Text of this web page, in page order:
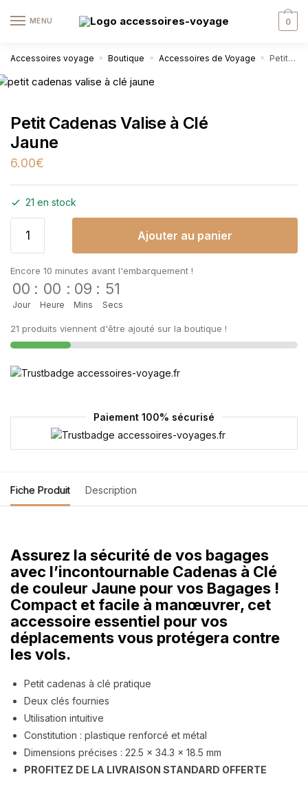
MENU 0
Accessoires voyage » Boutique » Accessoires de Voyage » Petit Cadenas Valise à Clé Jaune
Petit Cadenas Valise à Clé
Jaune
6.00€
21 en stock
Ajouter au panier
Encore 10 minutes avant l'embarquement !
00
Jour
: 00
Heure
: 09
Mins
: 51
Secs
21 produits viennent d'être ajouté sur la boutique !
Paiement 100% sécurisé
Fiche Produit Description
Assurez la sécurité de vos bagages
avec l’incontournable Cadenas à Clé
de couleur Jaune pour vos Bagages !
Compact et facile à manœuvrer, cet
accessoire essentiel pour vos
déplacements vous protégera contre
les vols.
Petit cadenas à clé pratique
Deux clés fournies
Utilisation intuitive
Constitution : plastique renforcé et métal
Dimensions précises : 22.5 x 34.3 x 18.5 mm
PROFITEZ DE LA LIVRAISON STANDARD OFFERTE